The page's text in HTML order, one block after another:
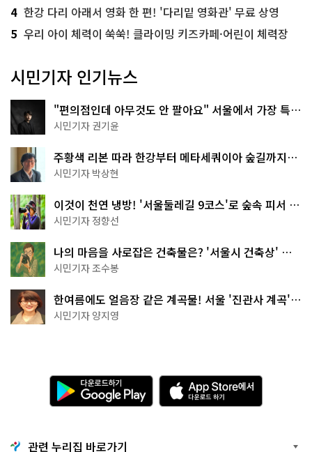
4 한강 다리 아래서 영화 한 편! '다리밑 영화관' 무료 상영
5 우리 아이 체력이 쑥쑥! 클라이밍 키즈카페·어린이 체력장
시민기자 인기뉴스
"편의점인데 아무것도 안 팔아요" 서울에서 가장 특별
한 편의점의 정체
시민기자 권기윤
주황색 리본 따라 한강부터 메타세쿼이아 숲길까지…
서울둘레길 15코스
시민기자 박상현
이것이 천연 냉방! '서울둘레길 9코스'로 숲속 피서 떠
나볼까
시민기자 정향선
나의 마음을 사로잡은 건축물은? '서울시 건축상' 수
상작 공개!
시민기자 조수봉
한여름에도 얼음장 같은 계곡물! 서울 '진관사 계곡'이
천국이네~
시민기자 양지영
다
운
로
기
A
p
p
관련 누리집 바로가기